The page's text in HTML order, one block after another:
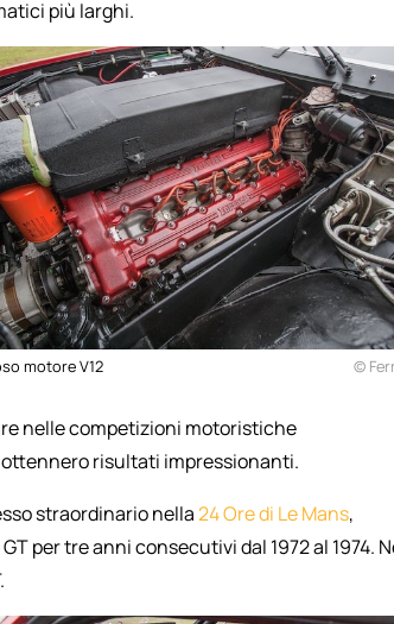
più larghi.
motore V12 ©
nelle competizioni motoristiche
risultati impressionanti.
straordinario nella24 Ore di Le Mans,
per tre anni consecutivi dal 1972 al 1974.